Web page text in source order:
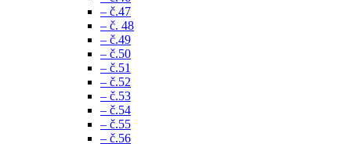
– č.47
– č. 48
– č.49
– č.50
– č.51
– č.52
– č.53
– č.54
– č.55
– č.56